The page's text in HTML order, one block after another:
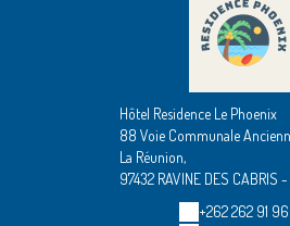
Hôtel Residence Le Phoenix
88 Voie Communale
La Réunion,
97432 RAVINE DES CABRIS
+262 262 91